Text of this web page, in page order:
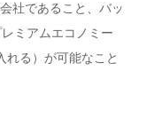
社であること、バッ
ミアムエコノミー
れる）が可能なこと